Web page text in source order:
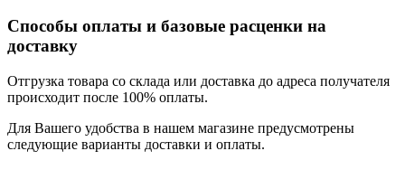
Способы оплаты и базовые расценки на
доставку
Отгрузка товара со склада или доставка до адреса получателя
происходит после 100% оплаты.
Для Вашего удобства в нашем магазине предусмотрены
следующие варианты доставки и оплаты.